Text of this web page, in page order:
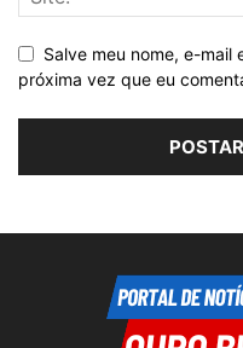
Salve meu nome, e-mail
próxima vez que eu